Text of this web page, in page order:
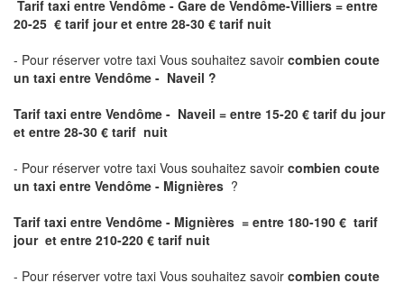
Tarif taxi entre Vendôme - Gare de Vendôme-Villiers = entre
20-25 € tarif jour et entre 28-30 € tarif nuit
- Pour réserver votre taxi Vous souhaitez savoir combien coute
un taxi entre Vendôme - Naveil ?
Tarif taxi entre Vendôme - Naveil = entre 15-20 € tarif du jour
et entre 28-30 € tarif nuit
- Pour réserver votre taxi Vous souhaitez savoir combien coute
un taxi entre Vendôme - Mignières ?
Tarif taxi entre Vendôme - Mignières = entre 180-190 € tarif
jour et entre 210-220 € tarif nuit
- Pour réserver votre taxi Vous souhaitez savoir combien coute